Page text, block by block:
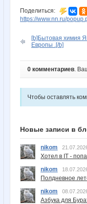
Поделиться:
https://www.nn.ru/
[b]Бытовая химия
Европы .[/b]
0 комментариев.
Чтобы оставлять
Новые записи в
nikom
Хотел в IT -
nikom
Полдневное
nikom
Азбука для